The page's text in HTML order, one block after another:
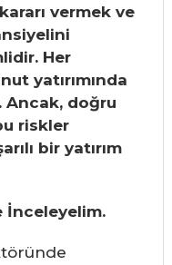
vermek ve
Her
yatırımında
Ancak, doğru
riskler
bir yatırım
İnceleyelim.